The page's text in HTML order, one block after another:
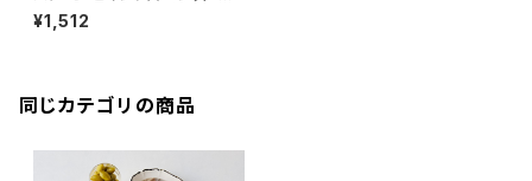
ピエール・オテイザ＞(フランス・
バスク)
¥1,512
同じカテゴリの商品